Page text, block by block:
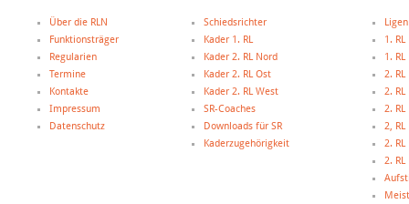
Über die RLN
Funktionsträger
Regularien
Termine
Kontakte
Impressum
Datenschutz
Schiedsrichter
Kader 1. RL
Kader 2. RL Nord
Kader 2. RL Ost
Kader 2. RL West
SR-Coaches
Downloads für SR
Kaderzugehörigkeit
Ligen
1.
1.
2.
2.
2.
2,
2.
2.